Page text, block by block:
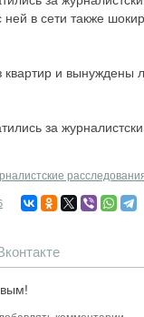
в сети также
и вынуждены
за